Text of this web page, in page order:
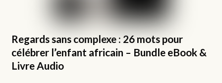
du
produit
Regards sans complexe : 26 mots pour
célébrer l’enfant africain – Bundle eBook &
Livre Audio